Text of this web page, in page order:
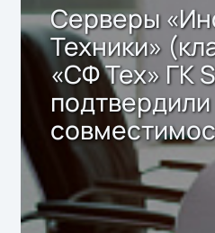
Серверы
Техники»
«СФ Тех» ГК
подтвердили
решением
Storage 2.x
хранения